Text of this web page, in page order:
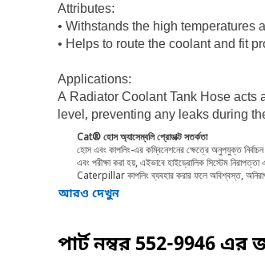
Attributes:
• Withstands the high temperatures
• Helps to route the coolant and fit
Applications:
A Radiator Coolant Tank Hose acts
level, preventing any leaks during
Cat® হোস অ্যাসেম্বলি প্রোডাক্ট সতর্কতা
হোস এবং কাপলিং-এর কম্বিনেশনের ক্ষেত্রে অনুপযুক্ত
এবং পরীক্ষা করা হয়, এইভাবে হাইড্রোলিক সিস্টেম
Caterpillar কাপলিং ব্যবহার করার ফলে অবিশ্বস্ত,
আরও দেখুন
পার্ট নম্বর552-9946এর